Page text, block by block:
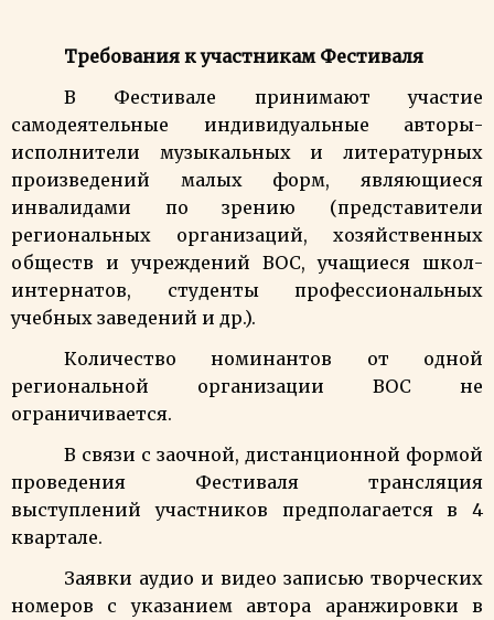
Требования к участникам Фестиваля
В Фестивале принимают участие
самодеятельные индивидуальные авторы-
исполнители музыкальных и литературных
произведений малых форм, являющиеся
инвалидами по зрению (представители
региональных организаций, хозяйственных
обществ и учреждений ВОС, учащиеся школ-
интернатов, студенты профессиональных
учебных заведений и др.).
Количество номинантов от одной
региональной организации ВОС не
ограничивается.
В связи с заочной, дистанционной формой
проведения Фестиваля трансляция
выступлений участников предполагается в 4
квартале.
Заявки аудио и видео записью творческих
номеров с указанием автора аранжировки в